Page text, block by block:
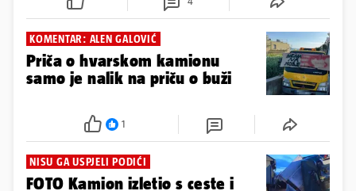
KOMENTAR: ALEN GALOVIĆ
Priča o hvarskom kamionu
samo je nalik na priču o buži
1
NISU GA USPJELI PODIĆI
FOTO Kamion izletio s ceste i